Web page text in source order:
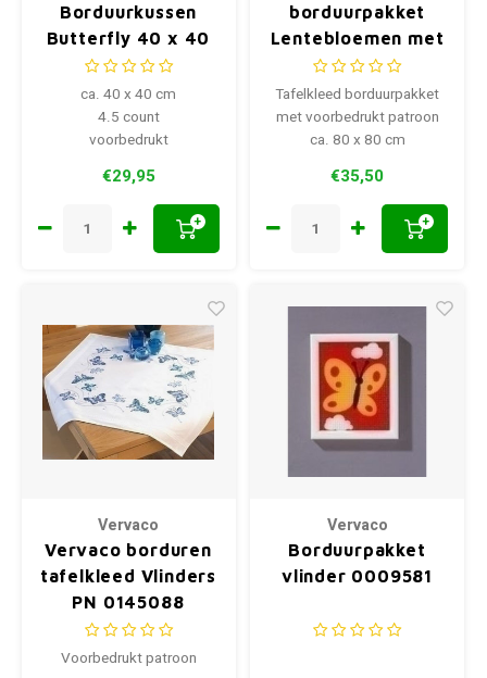
Borduurkussen
Butterfly 40 x 40
cm
ca. 40 x 40 cm
4.5 count
voorbedrukt
€29,95
+
borduurpakket
Lentebloemen met
vlinders 0174589
Tafelkleed borduurpakket
met voorbedrukt patroon
ca. 80 x 80 cm
€35,50
+
Vervaco
Vervaco borduren
tafelkleed Vlinders
PN 0145088
Voorbedrukt patroon
Vervaco
Borduurpakket
vlinder 0009581